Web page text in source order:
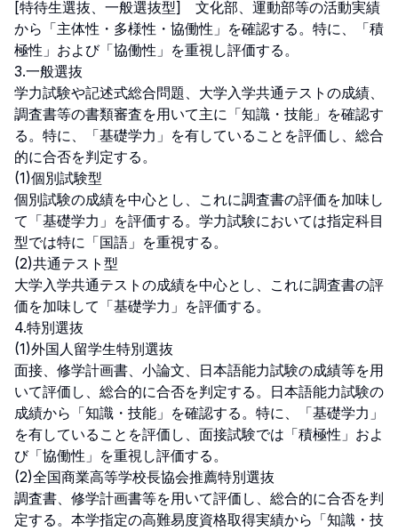
[特待生選抜、一般選抜型]　文化部、運動部等の活動実績
から「主体性・多様性・協働性」を確認する。特に、「積
極性」および「協働性」を重視し評価する。
3.一般選抜
学力試験や記述式総合問題、大学入学共通テストの成績、
調査書等の書類審査を用いて主に「知識・技能」を確認す
る。特に、「基礎学力」を有していることを評価し、総合
的に合否を判定する。
(1)個別試験型
個別試験の成績を中心とし、これに調査書の評価を加味し
て「基礎学力」を評価する。学力試験においては指定科目
型では特に「国語」を重視する。
(2)共通テスト型
大学入学共通テストの成績を中心とし、これに調査書の評
価を加味して「基礎学力」を評価する。
4.特別選抜
(1)外国人留学生特別選抜
面接、修学計画書、小論文、日本語能力試験の成績等を用
いて評価し、総合的に合否を判定する。日本語能力試験の
成績から「知識・技能」を確認する。特に、「基礎学力」
を有していることを評価し、面接試験では「積極性」およ
び「協働性」を重視し評価する。
(2)全国商業高等学校長協会推薦特別選抜
調査書、修学計画書等を用いて評価し、総合的に合否を判
定する。本学指定の高難易度資格取得実績から「知識・技